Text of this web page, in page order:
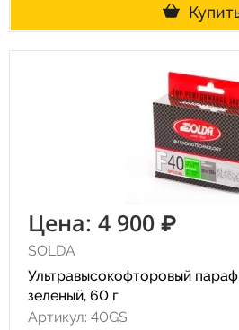
Цена: 4 900 ₽
SOLDA
Ультравысокофторовый
зеленый, 60 г
Артикул: 40GS